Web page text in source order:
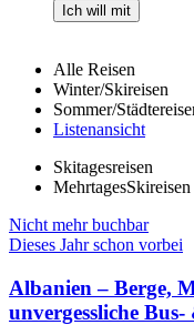
Ich will mit
Alle Reisen
Winter/Skireisen
Sommer/
Listenansicht
Skitagesreisen
MehrtagesSkireisen
Nicht mehr buchbar
Dieses Jahr schon vorbei
Albanien – Berge,
unvergessliche